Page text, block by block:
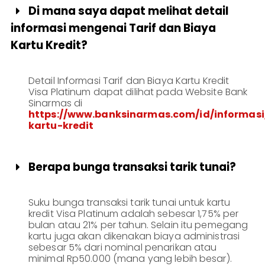

Di mana saya dapat melihat detail
informasi mengenai Tarif dan Biaya
Kartu Kredit?
Detail Informasi Tarif dan Biaya Kartu Kredit
Visa Platinum dapat dilihat pada Website Bank
Sinarmas di
https://www.banksinarmas.com/id/
kartu-kredit
 Berapa bunga transaksi tarik tunai?
Suku bunga transaksi tarik tunai untuk kartu
kredit Visa Platinum adalah sebesar 1,75% per
bulan atau 21% per tahun. Selain itu pemegang
kartu juga akan dikenakan biaya administrasi
sebesar 5% dari nominal penarikan atau
minimal Rp50.000 (mana yang lebih besar).